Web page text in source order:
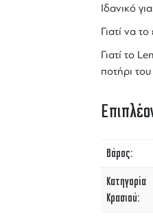
Ιδανικό
Γιατί να το
Γιατί το
ποτήρι
Βάρος
Κατηγορία
Κρασιού